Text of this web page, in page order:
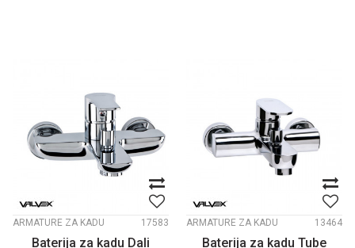
ARMATURE ZA KADU 17583
Baterija za kadu Dali
ARMATURE ZA KADU 13464
Baterija za kadu Tube